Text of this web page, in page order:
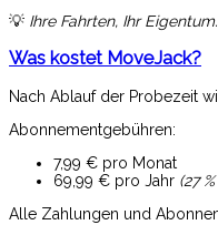
💡 Ihre Fahrten, Ihr
Was kostet MoveJack?
Nach Ablauf der Probezeit
Abonnementgebühren:
7,99 € pro Monat
69,99 € pro Jahr (27
Alle Zahlungen und